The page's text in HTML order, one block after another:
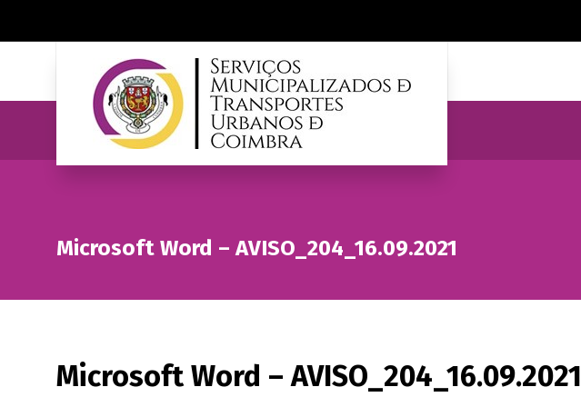
Microsoft Word – AVISO_204_16.09.2021
Microsoft Word – AVISO_204_16.09.2021